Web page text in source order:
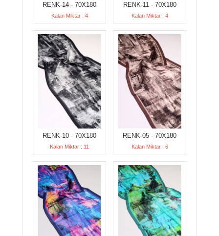
RENK-14 - 70X180
Kalan Miktar : 4
RENK-11 - 70X180
Kalan Miktar : 4
RENK-10 - 70X180
Kalan Miktar : 11
RENK-05 - 70X180
Kalan Miktar : 6